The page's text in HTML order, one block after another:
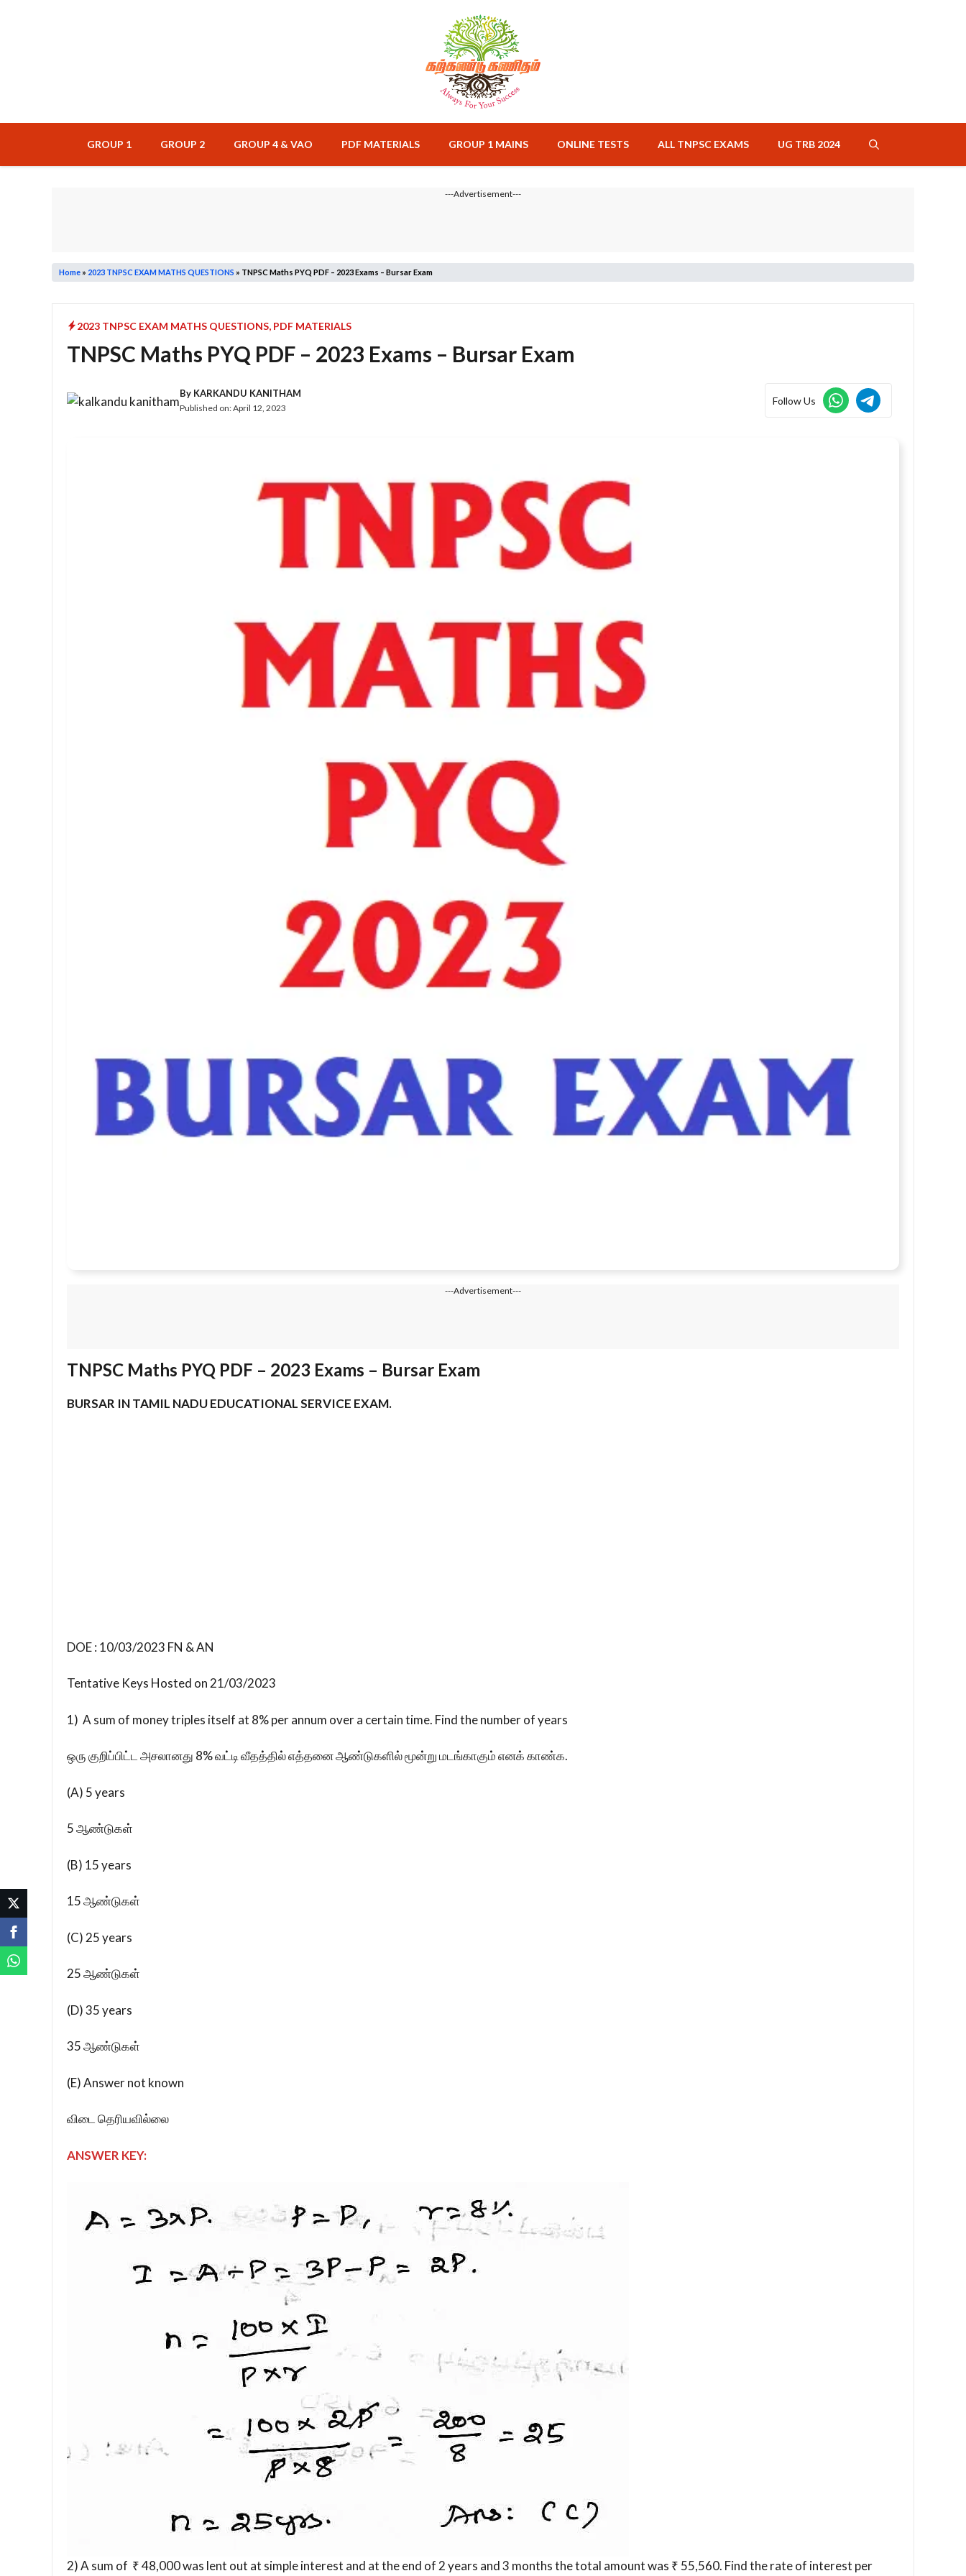
GROUP 1 GROUP 2 GROUP 4 & VAO PDF MATERIALS GROUP 1 MAINS ONLINE TESTS ALL TNPSC EXAMS UG TRB 2024
---Advertisement---
Home » 2023 TNPSC EXAM MATHS QUESTIONS » TNPSC Maths PYQ PDF – 2023 Exams – Bursar Exam
2023 TNPSC EXAM MATHS QUESTIONS, PDF MATERIALS
TNPSC Maths PYQ PDF – 2023 Exams – Bursar Exam
By KARKANDU KANITHAM
Published on:April 12, 2023
Follow Us
---Advertisement---
TNPSC Maths PYQ PDF – 2023 Exams – Bursar Exam
BURSAR IN TAMIL NADU EDUCATIONAL SERVICE EXAM.
DOE : 10/03/2023 FN & AN
Tentative Keys Hosted on 21/03/2023
1) A sum of money triples itself at 8% per annum over a certain time. Find the number of years
ஒரு குறிப்பிட்ட அசலானது 8% வட்டி வீதத்தில் எத்தனை ஆண்டுகளில் மூன்று மடங்காகும் எனக் காண்க.
(A) 5 years
5 ஆண்டுகள்
(B) 15 years
15 ஆண்டுகள்
(C) 25 years
25 ஆண்டுகள்
(D) 35 years
35 ஆண்டுகள்
(E) Answer not known
விடை தெரியவில்லை
ANSWER KEY:
2) A sum of ₹ 48,000 was lent out at simple interest and at the end of 2 years and 3 months the total amount was ₹ 55,560. Find the rate of interest per